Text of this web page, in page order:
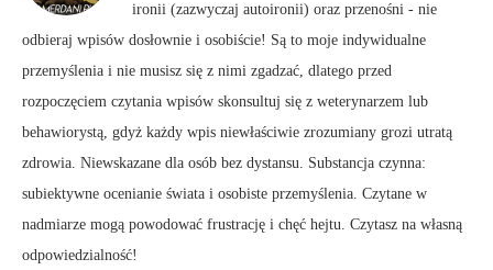
ironii (zazwyczaj autoironii) oraz przenośni - nie
odbieraj wpisów dosłownie i osobiście! Są to moje indywidualne
przemyślenia i nie musisz się z nimi zgadzać, dlatego przed
rozpoczęciem czytania wpisów skonsultuj się z weterynarzem lub
behawiorystą, gdyż każdy wpis niewłaściwie zrozumiany grozi utratą
zdrowia. Niewskazane dla osób bez dystansu. Substancja czynna:
subiektywne ocenianie świata i osobiste przemyślenia. Czytane w
nadmiarze mogą powodować frustrację i chęć hejtu. Czytasz na własną
odpowiedzialność!